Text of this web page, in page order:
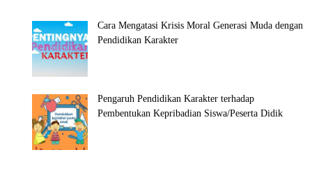
Cara Mengatasi Krisis Moral Generasi Muda dengan
Pendidikan Karakter
Pengaruh Pendidikan Karakter terhadap
Pembentukan Kepribadian Siswa/Peserta Didik